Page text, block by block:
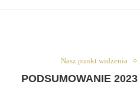
Nasz punkt widzenia
PODSUMOWANIE